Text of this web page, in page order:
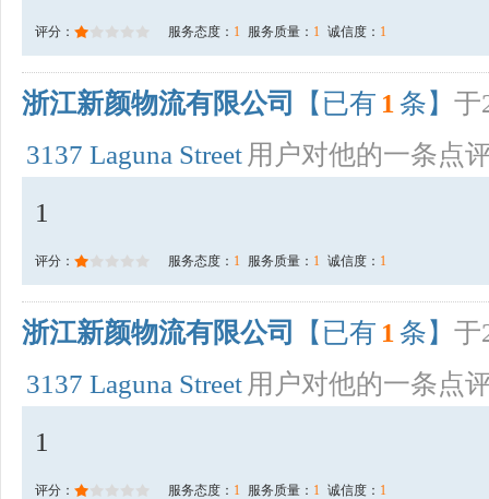
评分： 服务态度： 1 服务质量： 1 诚信度： 1
浙江新颜物流有限公司 【已有 1 条】 于
3137 Laguna Street 用户对他的一条点
1
评分： 服务态度： 1 服务质量： 1 诚信度： 1
浙江新颜物流有限公司 【已有 1 条】 于
3137 Laguna Street 用户对他的一条点
1
评分： 服务态度： 1 服务质量： 1 诚信度： 1